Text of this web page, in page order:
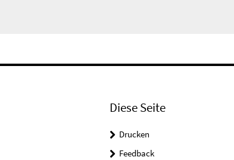
Diese Seite
Drucken
Feedback